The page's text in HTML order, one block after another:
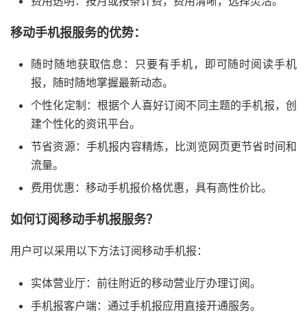
移动手机报服务的优势：
随时随地获取信息：只要有手机，即可随时阅读手机
报，随时随地掌握最新动态。
个性化定制：根据个人喜好订阅不同主题的手机报，创
建个性化的资讯平台。
节省资源：手机报内容精炼，比浏览网页更节省时间和
流量。
费用优惠：移动手机报价格优惠，具有高性价比。
如何订阅移动手机报服务？
用户可以采用以下方法订阅移动手机报：
实体营业厅：前往附近的移动营业厅办理订阅。
手机报客户端：通过手机报应用直接开通服务。